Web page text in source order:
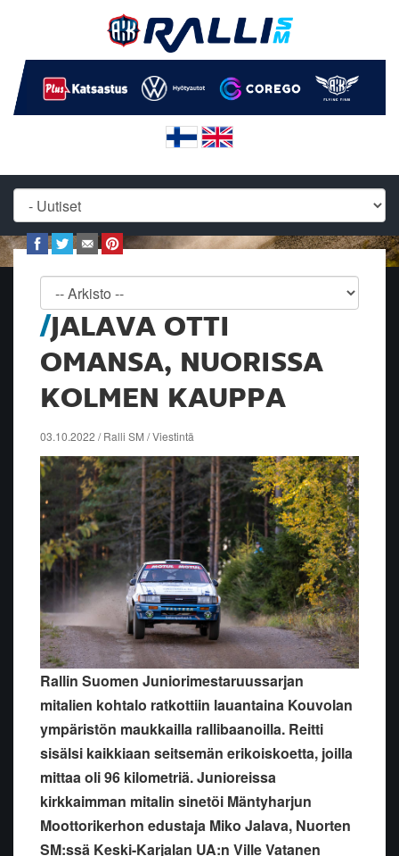
JALAVA OTTI
OMANSA, NUORISSA
KOLMEN KAUPPA
03.10.2022 / Ralli SM / Viestintä
Rallin Suomen Juniorimestaruussarjan
mitalien kohtalo ratkottiin lauantaina Kouvolan
ympäristön maukkailla rallibaanoilla. Reitti
sisälsi kaikkiaan seitsemän erikoiskoetta, joilla
mittaa oli 96 kilometriä. Junioreissa
kirkkaimman mitalin sinetöi Mäntyharjun
Moottorikerhon edustaja Miko Jalava, Nuorten
SM:ssä Keski-Karjalan UA:n Ville Vatanen